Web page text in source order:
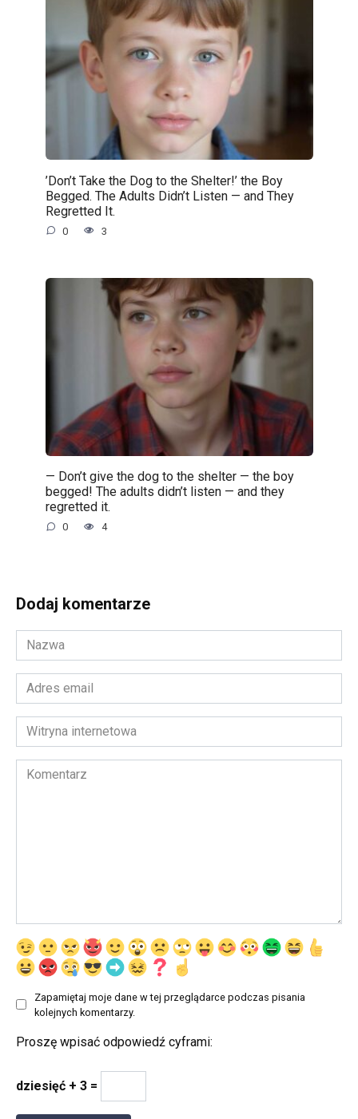
’Don’t Take the Dog to the Shelter!’ the Boy
Begged. The Adults Didn’t Listen — and They
Regretted It.
0 3
— Don’t give the dog to the shelter — the boy
begged! The adults didn’t listen — and they
regretted it.
0 4
Dodaj komentarze
Nazwa
*
Adres
email
*Witryna
internetowa
Komentarz
Zapamiętaj moje dane w tej przeglądarce podczas pisania
kolejnych komentarzy.
Proszę wpisać odpowiedź cyframi:
dziesięć + 3 =